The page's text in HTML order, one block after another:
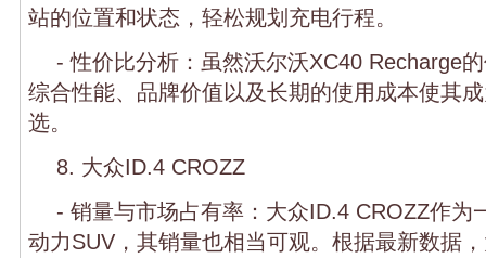
站的位置和状态，轻松规划充电行程。
- 性价比分析：虽然沃尔沃XC40 Recharge
综合性能、品牌价值以及长期的使用成本使其
选。
8. 大众ID.4 CROZZ
- 销量与市场占有率：大众ID.4 CROZZ作为
动力SUV，其销量也相当可观。根据最新数据